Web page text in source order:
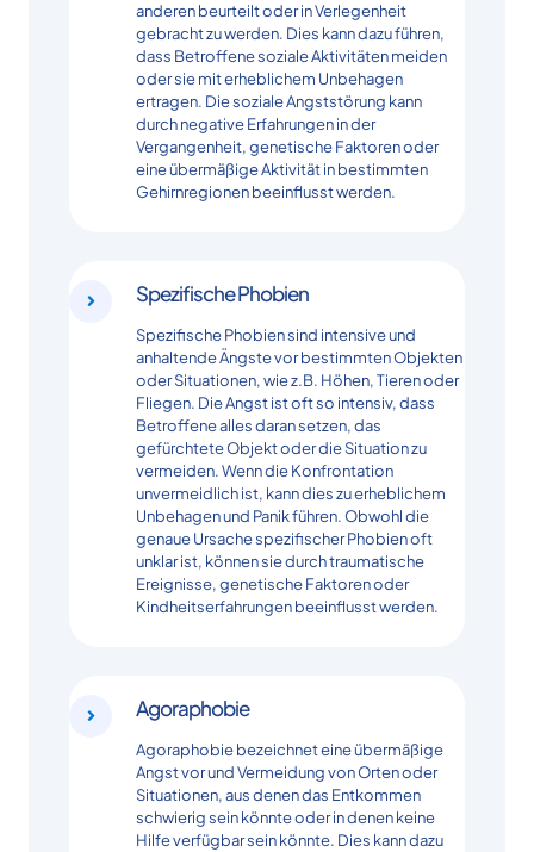
anderen beurteilt oder in Verlegenheit
gebracht zu werden. Dies kann dazu führen,
dass Betroffene soziale Aktivitäten meiden
oder sie mit erheblichem Unbehagen
ertragen. Die soziale Angststörung kann
durch negative Erfahrungen in der
Vergangenheit, genetische Faktoren oder
eine übermäßige Aktivität in bestimmten
Gehirnregionen beeinflusst werden.
Spezifische Phobien
Spezifische Phobien sind intensive und
anhaltende Ängste vor bestimmten Objekten
oder Situationen, wie z.B. Höhen, Tieren oder
Fliegen. Die Angst ist oft so intensiv, dass
Betroffene alles daran setzen, das
gefürchtete Objekt oder die Situation zu
vermeiden. Wenn die Konfrontation
unvermeidlich ist, kann dies zu erheblichem
Unbehagen und Panik führen. Obwohl die
genaue Ursache spezifischer Phobien oft
unklar ist, können sie durch traumatische
Ereignisse, genetische Faktoren oder
Kindheitserfahrungen beeinflusst werden.
Agoraphobie
Agoraphobie bezeichnet eine übermäßige
Angst vor und Vermeidung von Orten oder
Situationen, aus denen das Entkommen
schwierig sein könnte oder in denen keine
Hilfe verfügbar sein könnte. Dies kann dazu